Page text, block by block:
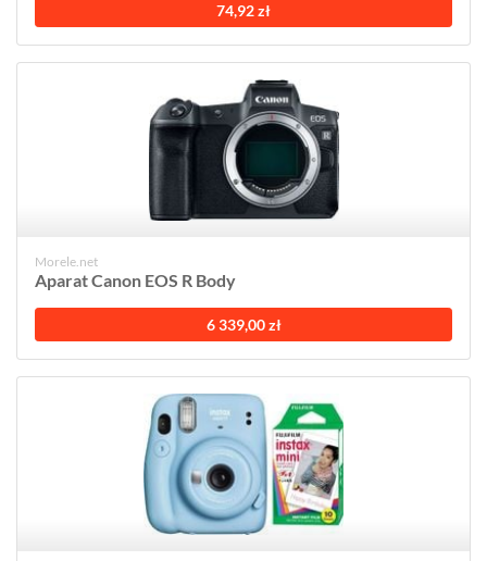
74,92 zł
Morele.net
Aparat Canon EOS R Body
6 339,00 zł